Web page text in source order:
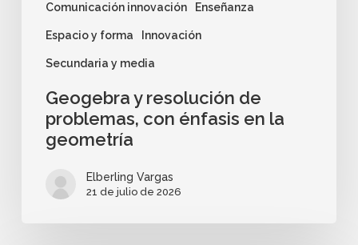
Comunicación innovación Enseñanza
Espacio y forma Innovación
Secundaria y media
Geogebra y resolución de
problemas, con énfasis en la
geometría
Elberling Vargas
21 de julio de 2026